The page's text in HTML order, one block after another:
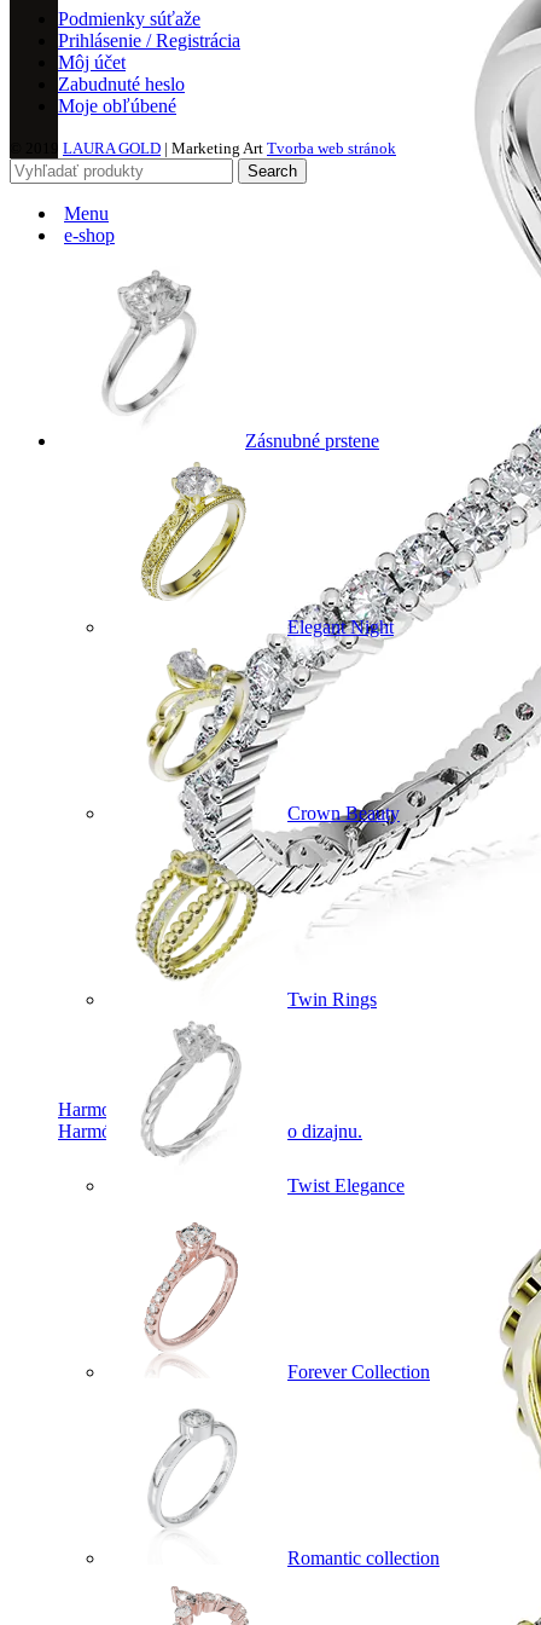
Harmony
Harmónia klasiky a moderného dizajnu.
Podmienky súťaže
Prihlásenie / Registrácia
Môj účet
Zabudnuté heslo
Moje obľúbené
LAURA GOLD | Marketing Art Tvorba web stránok
Search
Menu
e-shop
Zásnubné prstene
Elegant Night
Crown Beauty
Twin Rings
Twist Elegance
Forever Collection
Romantic collection